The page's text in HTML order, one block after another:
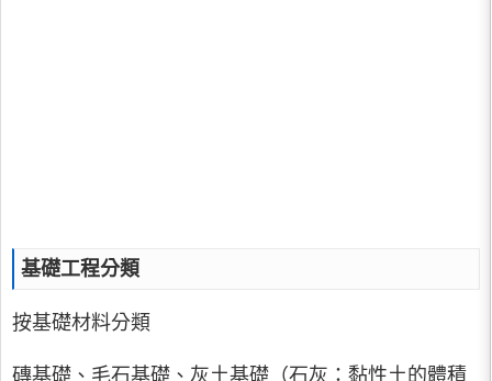
基礎工程分類
按基礎材料分類
磚基礎、毛石基礎、灰土基礎（石灰：黏性土的體積